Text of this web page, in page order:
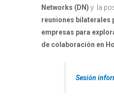
Networks (DN) y la
reuniones bilaterales
empresas para
de colaboración en
Sesión